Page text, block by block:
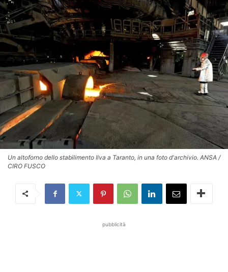
Un altoforno dello stabilimento Ilva a Taranto, in una foto d'archivio. ANSA /
CIRO FUSCO
pubblicità